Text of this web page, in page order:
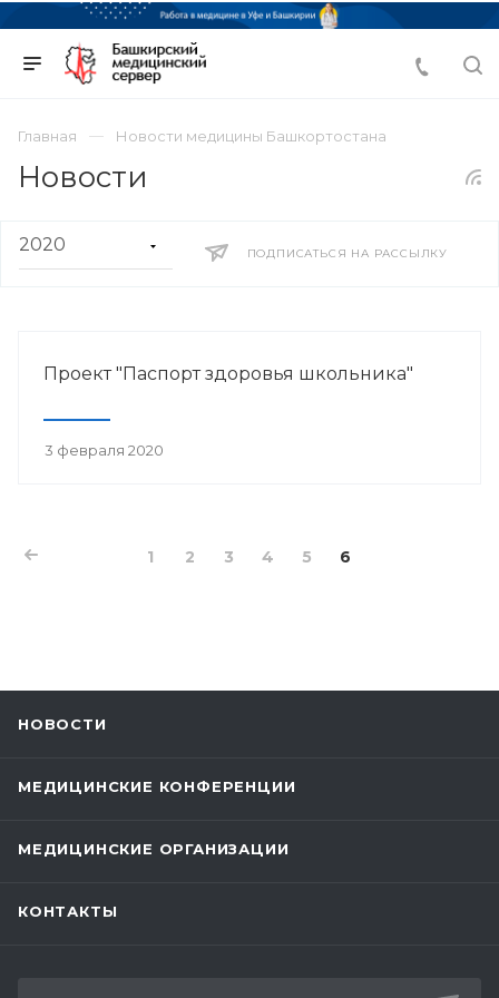
Главная Новости медицины Башкортостана
Новости
ПОДПИСАТЬСЯ НА РАССЫЛКУ
Проект "Паспорт здоровья школьника"
3 февраля 2020
1 2 3 4 5 6
НОВОСТИ
МЕДИЦИНСКИЕ КОНФЕРЕНЦИИ
МЕДИЦИНСКИЕ ОРГАНИЗАЦИИ
КОНТАКТЫ